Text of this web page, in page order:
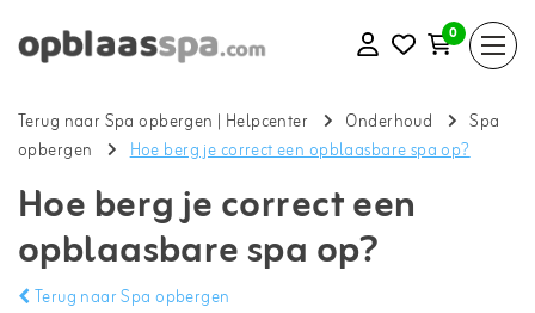
0
Terug naar Spa opbergen | Helpcenter Onderhoud
Spa
opbergen
Hoe berg je correct een opblaasbare spa op?
Hoe berg je correct een
opblaasbare spa op?
Terug naar Spa opbergen